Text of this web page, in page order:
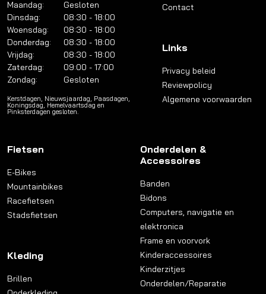
Maandag:
Gesloten
Dinsdag:
08:30 - 18:00
Woensdag:
08:30 - 18:00
Donderdag:
08:30 - 18:00
Vrijdag:
08:30 - 18:00
Zaterdag:
09:00 - 17:00
Zondag:
Gesloten
Kerstdagen, Nieuwsjaardag, Paasdagen,
Koningsdag, Hemelvaartsdag en
Pinksterdagen gesloten.
Contact
Links
Privacy beleid
Reviewpolicy
Algemene voorwaarden
Fietsen
E-Bikes
Mountainbikes
Racefietsen
Stadsfietsen
Kleding
Brillen
Onderdelen &
Accessoires
Banden
Bidons
Computers, navigatie en
elektronica
Frame en voorvork
Kinderaccessoires
Kinderzitjes
Onderdelen/Reparatie